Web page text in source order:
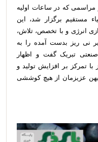
مراسمی که در ساعات اولیه
مستقیم برگزار شد، این
انرژی و با تخصص، تلاش،
نی ریز بدست آمده را به
تبریک گفت و اظهار
تمرکز بر افزایش تولید و
عزیزمان از هیچ کوششی